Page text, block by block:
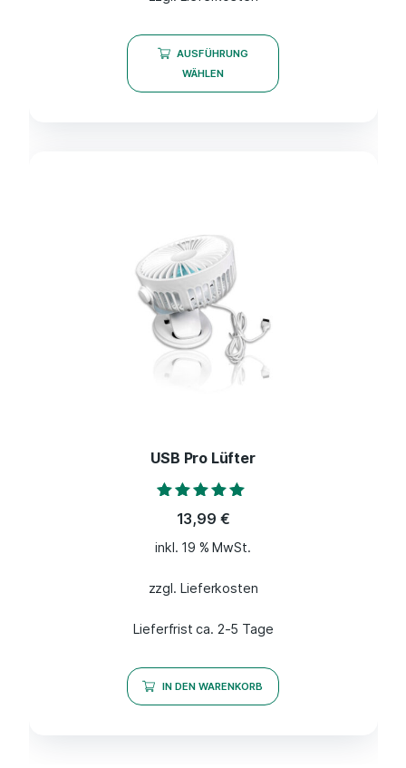
AUSFÜHRUNG
WÄHLEN
USB Pro Lüfter
Bewertet mit
5.00
von 5
13,99 €
inkl. 19 % MwSt.
zzgl. Lieferkosten
Lieferfrist ca. 2-5 Tage
IN DEN WARENKORB